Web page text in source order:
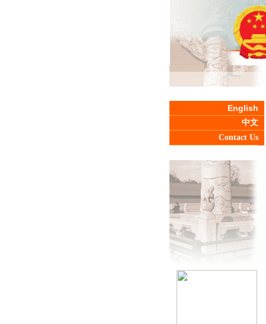
English
中文
Contact Us